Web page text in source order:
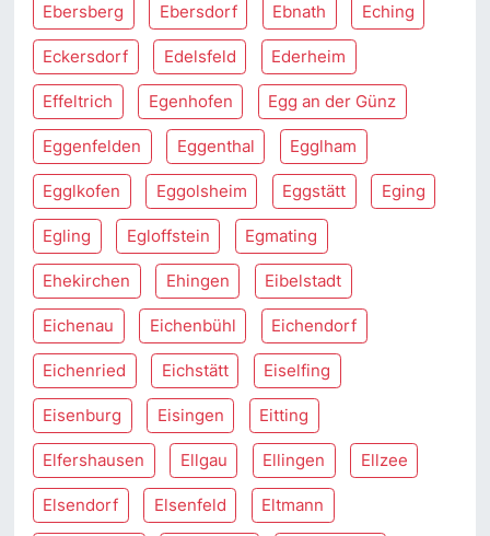
Ebersberg Ebersdorf Ebnath Eching
Eckersdorf Edelsfeld Ederheim
Effeltrich Egenhofen Egg an der Günz
Eggenfelden Eggenthal Egglham
Egglkofen Eggolsheim Eggstätt Eging
Egling Egloffstein Egmating
Ehekirchen Ehingen Eibelstadt
Eichenau Eichenbühl Eichendorf
Eichenried Eichstätt Eiselfing
Eisenburg Eisingen Eitting
Elfershausen Ellgau Ellingen Ellzee
Elsendorf Elsenfeld Eltmann